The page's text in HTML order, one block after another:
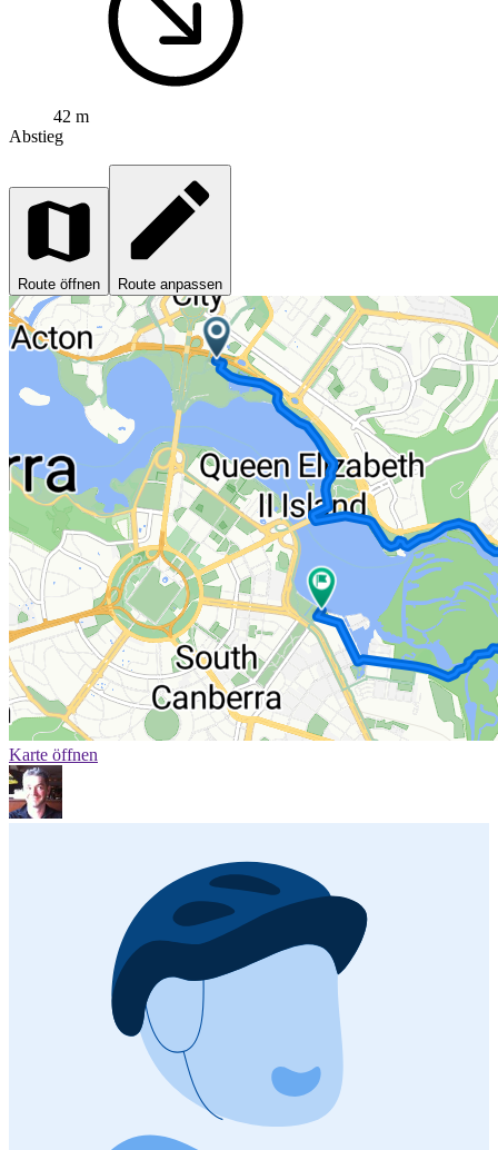
42 m
Abstieg
Route öffnen Route anpassen
Karte öffnen